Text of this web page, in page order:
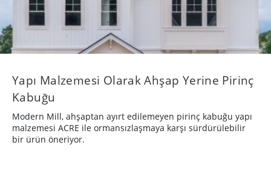
Yapı Malzemesi Olarak Ahşap Yerine Pirinç
Kabuğu
Modern Mill, ahşaptan ayırt edilemeyen pirinç kabuğu yapı
malzemesi ACRE ile ormansızlaşmaya karşı sürdürülebilir
bir ürün öneriyor.